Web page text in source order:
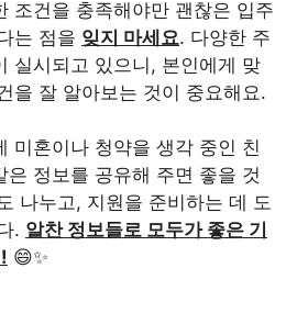
조건을 충족해야만 괜찮은 입주
는 점을 잊지 마세요. 다양한 주
실시되고 있으니, 본인에게 맞
을 잘 알아보는 것이 중요해요.
미혼이나 청약을 생각 중인 친
은 정보를 공유해 주면 좋을 것
나누고, 지원을 준비하는 데 도
. 알찬 정보들로 모두가 좋은 기
😄✨